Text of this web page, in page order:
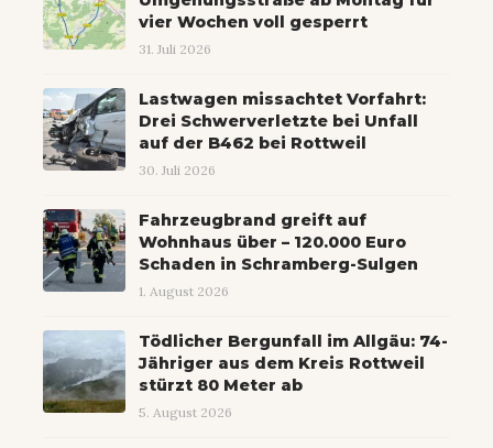
vier Wochen voll gesperrt
31. Juli 2026
Lastwagen missachtet Vorfahrt:
Drei Schwerverletzte bei Unfall
auf der B462 bei Rottweil
30. Juli 2026
Fahrzeugbrand greift auf
Wohnhaus über – 120.000 Euro
Schaden in Schramberg-Sulgen
1. August 2026
Tödlicher Bergunfall im Allgäu: 74-
Jähriger aus dem Kreis Rottweil
stürzt 80 Meter ab
5. August 2026